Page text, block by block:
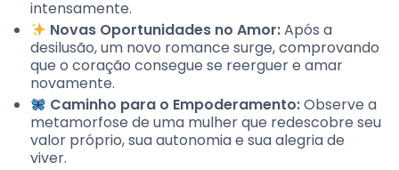
intensamente.
Novas Oportunidades no Amor:Após a
desilusão, um novo romance surge, comprovando
que o coração consegue se reerguer e amar
novamente.
Caminho para o Empoderamento:Observe a
metamorfose de uma mulher que redescobre seu
valor próprio, sua autonomia e sua alegria de
viver.